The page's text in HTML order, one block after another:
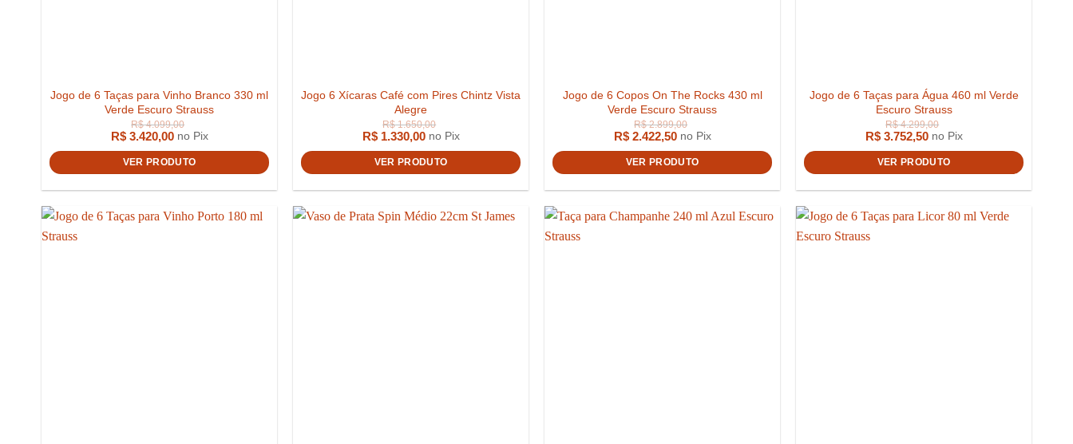
Jogo de 6 Taças para Vinho Branco 330 ml
Verde Escuro Strauss
R$3.420,00 no Pix
VER PRODUTO
Jogo 6 Xícaras Café com Pires Chintz Vista
Alegre
R$1.330,00 no Pix
VER PRODUTO
Jogo de 6 Copos On The Rocks 430 ml
Verde Escuro Strauss
R$2.422,50 no Pix
VER PRODUTO
Jogo de 6 Taças para Água 460 ml Verde
Escuro Strauss
R$3.752,50 no Pix
VER PRODUTO